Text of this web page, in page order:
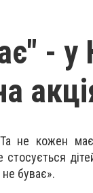
- у
не кожен
буває».